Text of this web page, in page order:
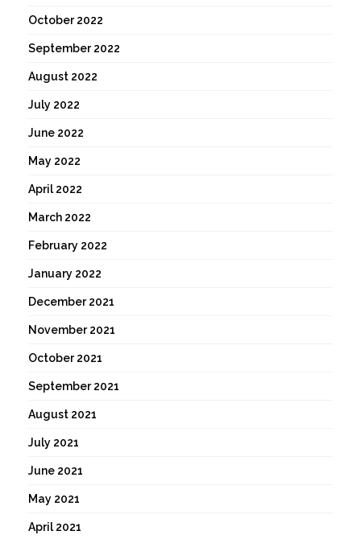
October 2022
September 2022
August 2022
July 2022
June 2022
May 2022
April 2022
March 2022
February 2022
January 2022
December 2021
November 2021
October 2021
September 2021
August 2021
July 2021
June 2021
May 2021
April 2021